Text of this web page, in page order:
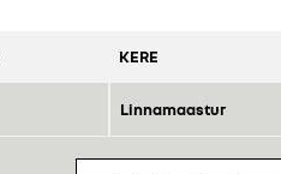
KERE
Linnamaastur